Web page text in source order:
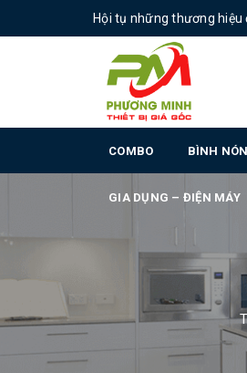
Hội tụ những thương hiệu
COMBO BÌNH
GIA DỤNG – ĐIỆN MÁY